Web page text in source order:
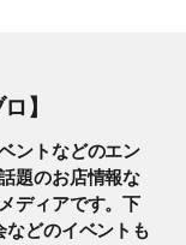
】
ントなどのエン
題のお店情報な
ディアです。下
などのイベントも